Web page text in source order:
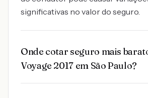
significativas no valor do seguro.
Onde cotar seguro mais
Voyage 2017 em São Paulo?